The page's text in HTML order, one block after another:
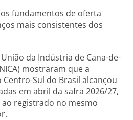
fundamentos de oferta
mais consistentes dos
da Indústria de Cana-de-
mostraram que a
Sul do Brasil alcançou
em abril da safra 2026/27,
registrado no mesmo